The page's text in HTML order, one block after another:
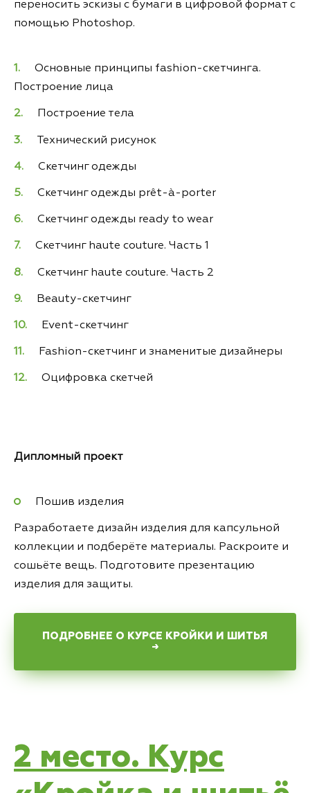
переносить эскизы с бумаги в цифровой формат с
помощью Photoshop.
Основные принципы fashion-скетчинга.
Построение лица
Построение тела
Технический рисунок
Скетчинг одежды
Скетчинг одежды prêt-à-porter
Скетчинг одежды ready to wear
Скетчинг haute couture. Часть 1
Скетчинг haute couture. Часть 2
Beauty-скетчинг
Event-скетчинг
Fashion-скетчинг и знаменитые дизайнеры
Оцифровка скетчей
Дипломный проект
Пошив изделия
Разработаете дизайн изделия для капсульной
коллекции и подберёте материалы. Раскроите и
сошьёте вещь. Подготовите презентацию
изделия для защиты.
ПОДРОБНЕЕ О КУРСЕ КРОЙКИ И ШИТЬЯ
→
2 место. Курс